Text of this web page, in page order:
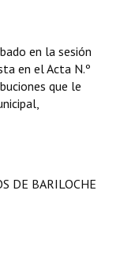
en la sesión
en el Acta N.º
que le
DE BARILOCHE